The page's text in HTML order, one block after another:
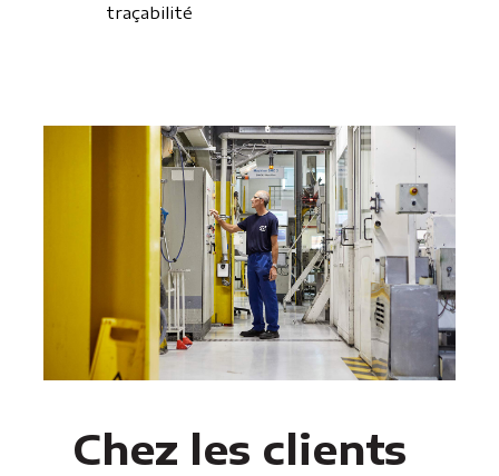
traçabilité
Chez les clients